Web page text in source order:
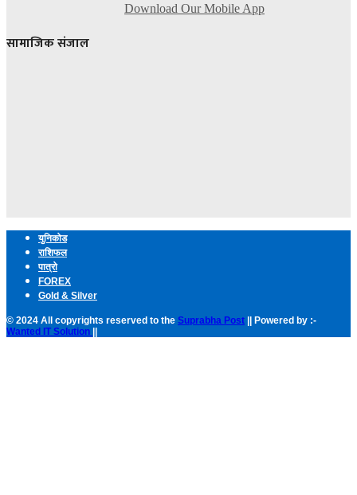
Download Our Mobile App
सामाजिक संजाल
युनिकोड
राशिफल
पात्रो
FOREX
Gold & Silver
© 2024 All copyrights reserved to the Suprabha Post || Powered by :-
Wanted IT Solution